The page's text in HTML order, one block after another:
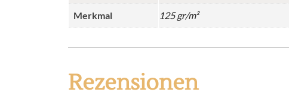
Merkmal 125 gr/m²
Rezensionen